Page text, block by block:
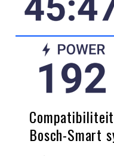
Bosch-Smart